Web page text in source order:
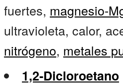
fuertes, magnesio-
ultravioleta, calor,
nitrógeno, metales
1,2-Dicloroetano